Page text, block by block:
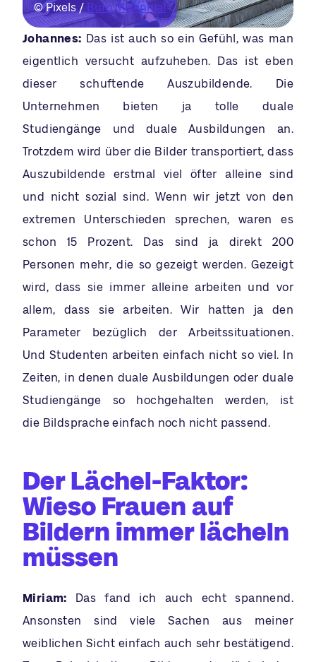
© Pixels / Buro Millennial
Johannes: Das ist auch so ein Gefühl, was man
eigentlich versucht aufzuheben. Das ist eben
dieser schuftende Auszubildende. Die
Unternehmen bieten ja tolle duale
Studiengänge und duale Ausbildungen an.
Trotzdem wird über die Bilder transportiert, dass
Auszubildende erstmal viel öfter alleine sind
und nicht sozial sind. Wenn wir jetzt von den
extremen Unterschieden sprechen, waren es
schon 15 Prozent. Das sind ja direkt 200
Personen mehr, die so gezeigt werden. Gezeigt
wird, dass sie immer alleine arbeiten und vor
allem, dass sie arbeiten. Wir hatten ja den
Parameter bezüglich der Arbeitssituationen.
Und Studenten arbeiten einfach nicht so viel. In
Zeiten, in denen duale Ausbildungen oder duale
Studiengänge so hochgehalten werden, ist
die Bildsprache einfach noch nicht passend.
Der Lächel-Faktor:
Wieso Frauen auf
Bildern immer lächeln
müssen
Miriam: Das fand ich auch echt spannend.
Ansonsten sind viele Sachen aus meiner
weiblichen Sicht einfach auch sehr bestätigend.